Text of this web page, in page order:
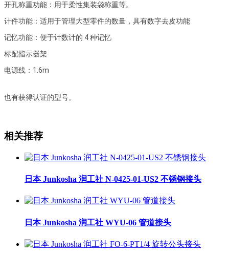
开孔称重功能：用于柔性集装袋称重等。
计件功能：适用于管理大型零件的数量，具有数字去皮功能
记忆功能：便于计数计的 4 种记忆
标配指示器架
电源线：1.6m
也有获得认证的型号。
相关推荐
日本 Junkosha 润工社 N-0425-01-US2 不锈钢接头
日本 Junkosha 润工社 WYU-06 管道接头